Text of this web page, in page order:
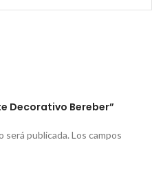
Decorativo Bereber”
será publicada. Los campos